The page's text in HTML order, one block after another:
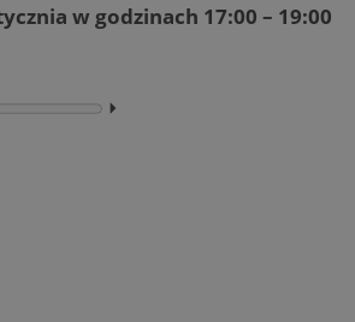
w godzinach 17:00 – 19:00
⏵︎